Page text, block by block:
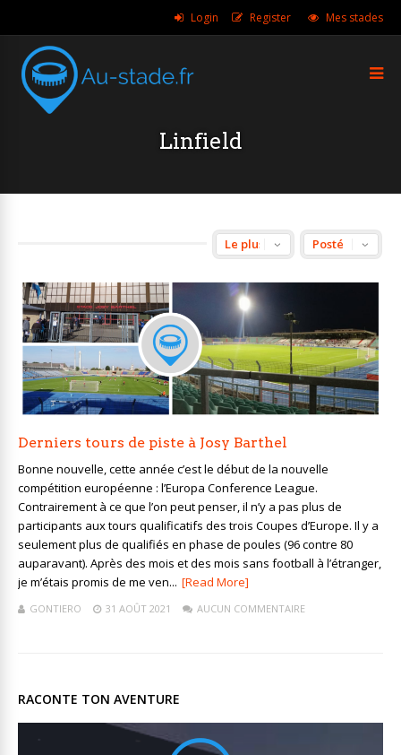
Login Register Mes stades
Linfield
Derniers tours de piste à Josy Barthel
Bonne nouvelle, cette année c’est le début de la nouvelle
compétition européenne : l’Europa Conference League.
Contrairement à ce que l’on peut penser, il n’y a pas plus de
participants aux tours qualificatifs des trois Coupes d’Europe. Il y a
seulement plus de qualifiés en phase de poules (96 contre 80
auparavant). Après des mois et des mois sans football à l’étranger,
je m’étais promis de me ven... [Read More]
GONTIERO 31 AOÛT 2021 AUCUN COMMENTAIRE
RACONTE TON AVENTURE